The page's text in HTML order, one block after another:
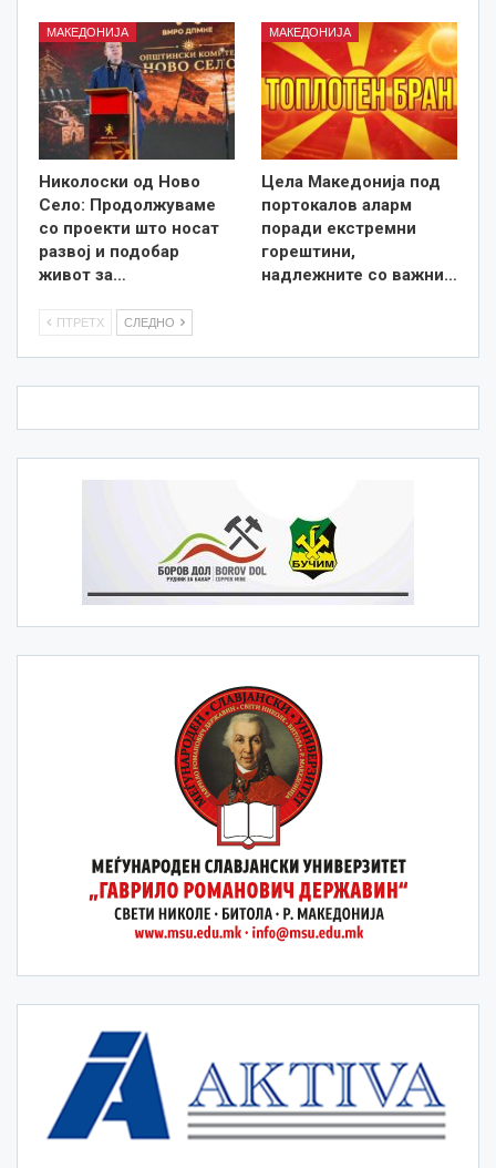
МАКЕДОНИЈА
Николоски од Ново
Село: Продолжуваме
со проекти што носат
развој и подобар
живот за…
МАКЕДОНИЈА
Цела Македонија под
портокалов аларм
поради екстремни
горештини,
надлежните со важни…
ПТРЕТХ СЛЕДНО